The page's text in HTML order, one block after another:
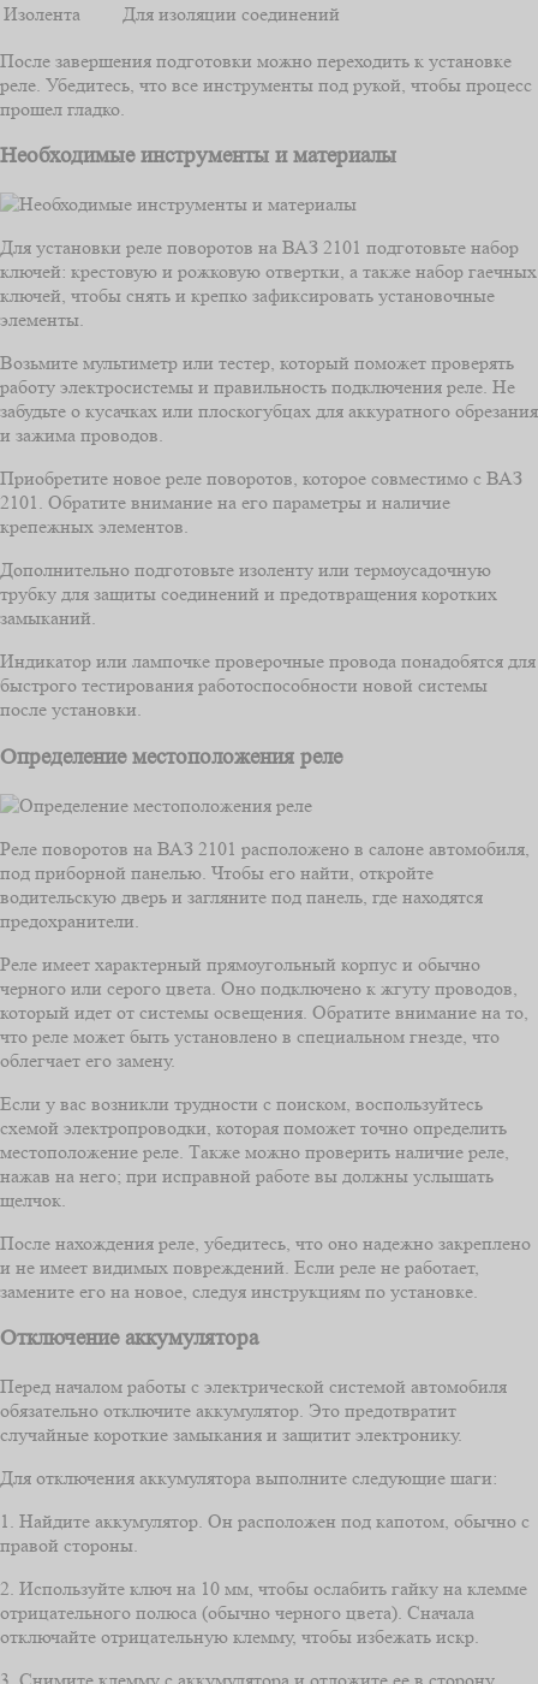
Изолента
Для изоляции соединений
После завершения подготовки можно переходить к установке
реле. Убедитесь, что все инструменты под рукой, чтобы процесс
прошел гладко.
Необходимые инструменты и материалы
Для установки реле поворотов на ВАЗ 2101 подготовьте набор
ключей: крестовую и рожковую отвертки, а также набор гаечных
ключей, чтобы снять и крепко зафиксировать установочные
элементы.
Возьмите мультиметр или тестер, который поможет проверять
работу электросистемы и правильность подключения реле. Не
забудьте о кусачках или плоскогубцах для аккуратного обрезания
и зажима проводов.
Приобретите новое реле поворотов, которое совместимо с ВАЗ
2101. Обратите внимание на его параметры и наличие
крепежных элементов.
Дополнительно подготовьте изоленту или термоусадочную
трубку для защиты соединений и предотвращения коротких
замыканий.
Индикатор или лампочке проверочные провода понадобятся для
быстрого тестирования работоспособности новой системы
после установки.
Определение местоположения реле
Реле поворотов на ВАЗ 2101 расположено в салоне автомобиля,
под приборной панелью. Чтобы его найти, откройте
водительскую дверь и загляните под панель, где находятся
предохранители.
Реле имеет характерный прямоугольный корпус и обычно
черного или серого цвета. Оно подключено к жгуту проводов,
который идет от системы освещения. Обратите внимание на то,
что реле может быть установлено в специальном гнезде, что
облегчает его замену.
Если у вас возникли трудности с поиском, воспользуйтесь
схемой электропроводки, которая поможет точно определить
местоположение реле. Также можно проверить наличие реле,
нажав на него; при исправной работе вы должны услышать
щелчок.
После нахождения реле, убедитесь, что оно надежно закреплено
и не имеет видимых повреждений. Если реле не работает,
замените его на новое, следуя инструкциям по установке.
Отключение аккумулятора
Перед началом работы с электрической системой автомобиля
обязательно отключите аккумулятор. Это предотвратит
случайные короткие замыкания и защитит электронику.
Для отключения аккумулятора выполните следующие шаги:
1. Найдите аккумулятор. Он расположен под капотом, обычно с
правой стороны.
2. Используйте ключ на 10 мм, чтобы ослабить гайку на клемме
отрицательного полюса (обычно черного цвета). Сначала
отключайте отрицательную клемму, чтобы избежать искр.